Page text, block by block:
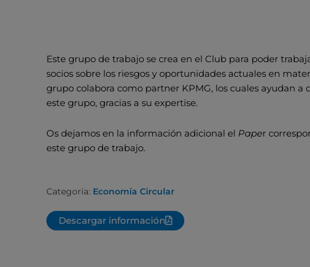
Este grupo de trabajo se crea en el Club para poder
socios sobre los riesgos y oportunidades actuales en
grupo colabora como partner KPMG, los cuales ayudan
este grupo, gracias a su expertise.
Os dejamos en la información adicional el Paper
este grupo de trabajo.
Categoría: Economía Circular
Descargar información